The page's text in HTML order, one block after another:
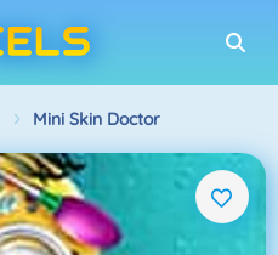
Mini Skin Doctor